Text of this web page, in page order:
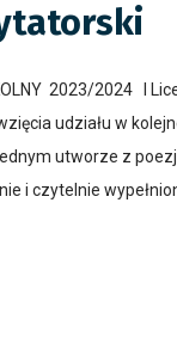
2023/2024 I
udziału w
utworze z
i czytelnie